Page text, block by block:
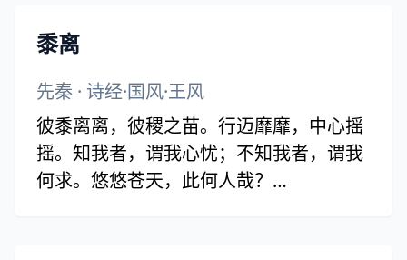
随流水，但寒烟衰草凝绿。至今商女，时
时犹唱，后庭遗曲。(衰草 一作：芳草)
黍离
先秦 · 诗经·国风·王风
彼黍离离，彼稷之苗。行迈靡靡，中心摇
摇。知我者，谓我心忧；不知我者，谓我
何求。悠悠苍天，此何人哉？